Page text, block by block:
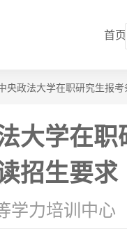
首页
央政法大学在职研究生报
大学在
招生要求
学力培训中心